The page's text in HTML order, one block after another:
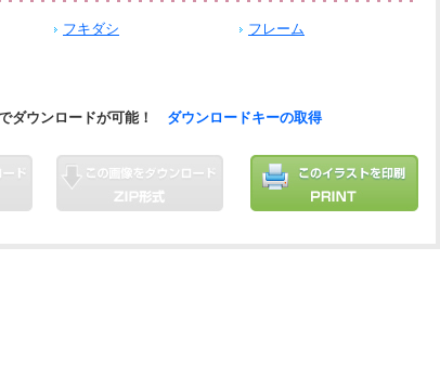
フキダシ
フレーム
ダウンロードが可能！ ダウンロードキーの取得